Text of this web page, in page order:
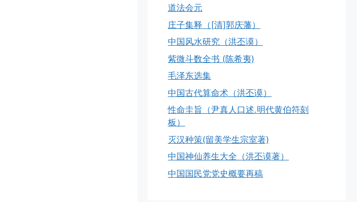
道法会元
庄子集释（[清]郭庆藩）
中国风水研究（洪丕谟）
紫微斗数全书 (陈希夷)
毛泽东选集
中国古代算命术（洪丕谟）
性命圭旨（尹真人口述.明代黄伯符刻
板）
灭汉种策(留美学生宗室著)
中国神仙养生大全（洪丕谟著）
中国国民党党史概要再稿